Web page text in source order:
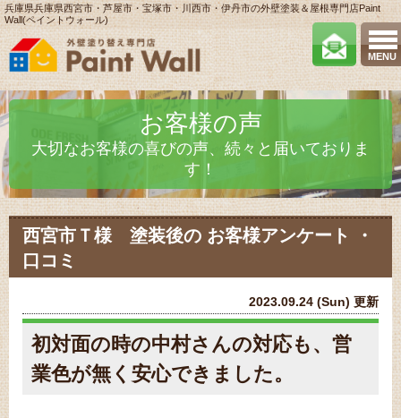
MENU
兵庫県兵庫県西宮市・芦屋市・宝塚市・川西市・伊丹市の外壁塗装＆屋根専門店Paint
Wall(ペイントウォール)
お客様の声
大切なお客様の喜びの声、続々と届いておりま
す！
西宮市Ｔ様 塗装後の お客様アンケート ・
口コミ
2023.09.24 (Sun) 更新
初対面の時の中村さんの対応も、営
業色が無く安心できました。